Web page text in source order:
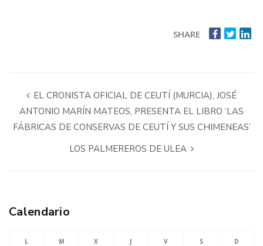
SHARE
EL CRONISTA OFICIAL DE CEUTÍ (MURCIA), JOSÉ
ANTONIO MARÍN MATEOS, PRESENTA EL LIBRO ‘LAS
FÁBRICAS DE CONSERVAS DE CEUTÍ Y SUS CHIMENEAS’
LOS PALMEREROS DE ULEA
Calendario
L M X J V S D